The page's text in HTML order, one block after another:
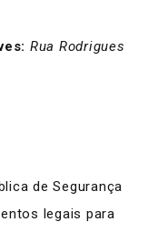
Rua Rodrigues
de Segurança
legais para